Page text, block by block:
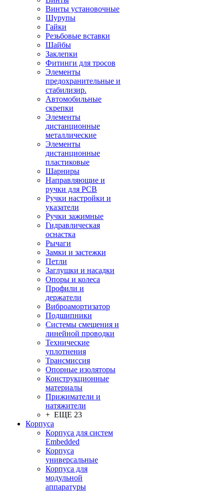
Винты установочные
Шурупы
Гайки
Резьбовые вставки
Шайбы
Заклепки
Фитинги для тросов
Элементы
предохранительные и
стабилизир.
Автомобильные
скрепки
Элементы
дистанционные
металлические
Элементы
дистанционные
пластиковые
Шарниры
Направляющие и
ручки для PCB
Ручки настройки и
указатели
Ручки зажимные
Гидравлическая
оснастка
Рычаги
Замки и застежки
Петли
Заглушки и насадки
Опоры и колеса
Профили и
держатели
Виброамортизатор
Подшипники
Системы смещения и
линейной проводки
Технические
уплотнения
Трансмиссия
Опорные изоляторы
Конструкционные
материалы
Прижиматели и
натяжители
+ ЕЩЕ 23
Корпуса
Корпуса для систем
Embedded
Корпуса
универсальные
Корпуса для
модульной
аппаратуры